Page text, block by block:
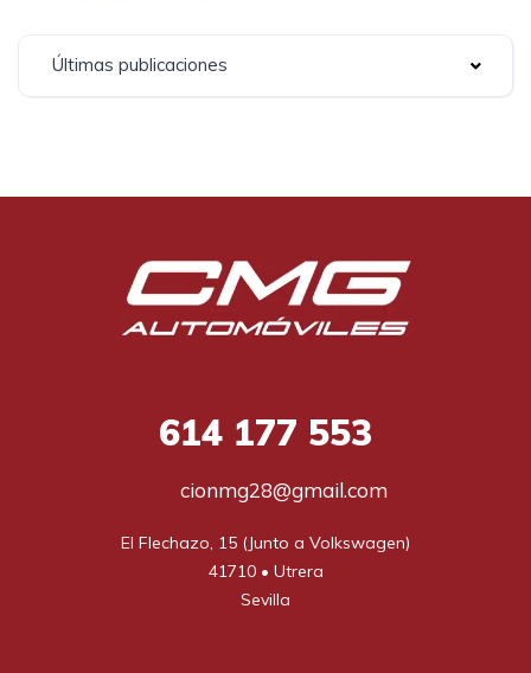
Últimas publicaciones
614 177 553
cionmg28@gmail.com
El Flechazo, 15 (Junto a Volkswagen)
41710 • Utrera
Sevilla